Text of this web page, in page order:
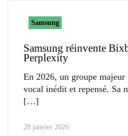
Samsung
Samsung réinvente
Perplexity
En 2026, un groupe majeur
vocal inédit et repensé. Sa
28 janvier 2026